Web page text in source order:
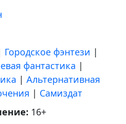
Городское фэнтези |
фантастика |
| Альтернативная
| Самиздат
16+